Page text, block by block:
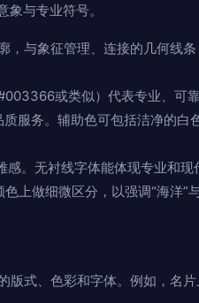
与专业符号。
，与象征管理、连接的几何线
或类似）代表专业、可
服务。辅助色可包括洁净的白
感。无衬线字体能体现专业和
上做细微区分，以强调“海洋”
版式、色彩和字体。例如，名